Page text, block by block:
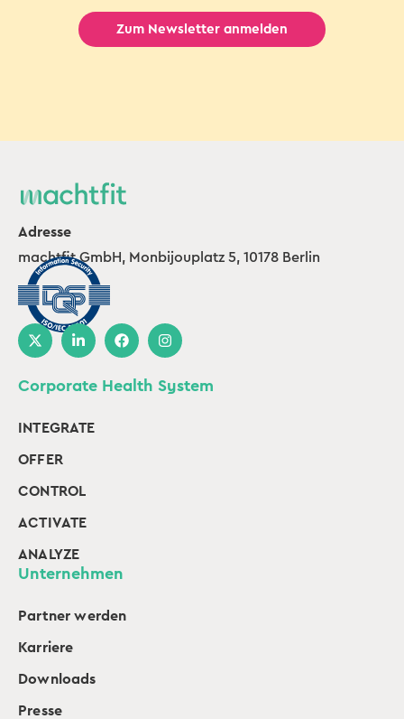
Adresse
machtfit GmbH, Monbijouplatz 5, 10178 Berlin
Corporate Health System
INTEGRATE
OFFER
CONTROL
ACTIVATE
ANALYZE
Unternehmen
Partner werden
Karriere
Downloads
Presse